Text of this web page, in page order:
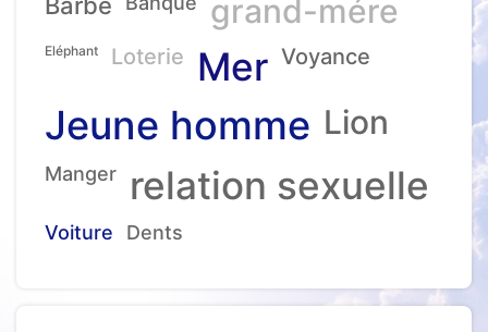
grand-mére
Eléphant Loterie Mer Voyance
Jeune homme Lion
Manger relation sexuelle
Voiture Dents